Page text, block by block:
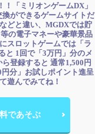
「ミリオンゲームDX」
ができるゲームサイトだ
どと違い、MGDXでは貯
の電子マネーや豪華景品
スロットゲームでは「ラ
と 1回で「3万円」分のメ
登録すると 通常1,500円
分」お試しポイント進呈
遊んでみてね！
であそぶ